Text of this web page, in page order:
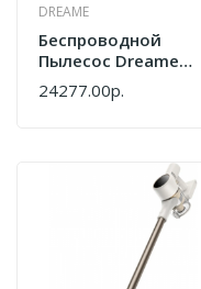
DREAME
Беспроводной
Пылесос Dreame
R10s Slim Aqua
VRV64F
24277.00р.